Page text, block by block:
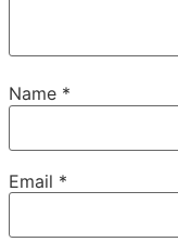
Name *
Email *